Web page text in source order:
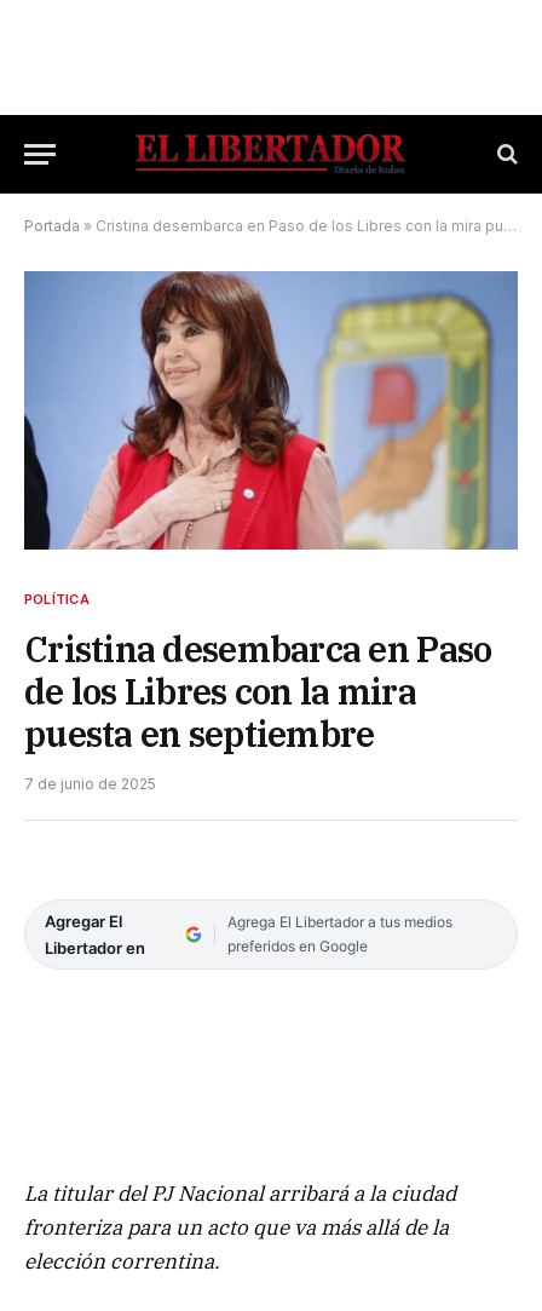
Portada » Cristina desembarca en Paso de los Libres con la mira puesta en septiembre
POLÍTICA
Cristina desembarca en Paso
de los Libres con la mira
puesta en septiembre
7 de junio de 2025
Agregar El
Libertador en
Agrega El Libertador a tus medios
preferidos en Google
La titular del PJ Nacional arribará a la ciudad
fronteriza para un acto que va más allá de la
elección correntina.